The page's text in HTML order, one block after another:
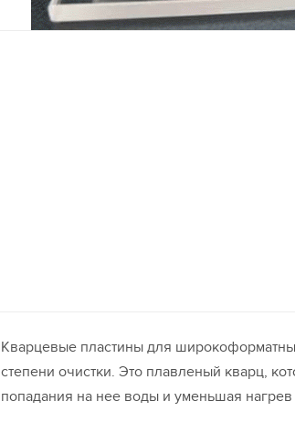
Кварцевые пластины для
степени очистки. Это плавленый кварц,
попадания на нее воды и уменьшая нагрев